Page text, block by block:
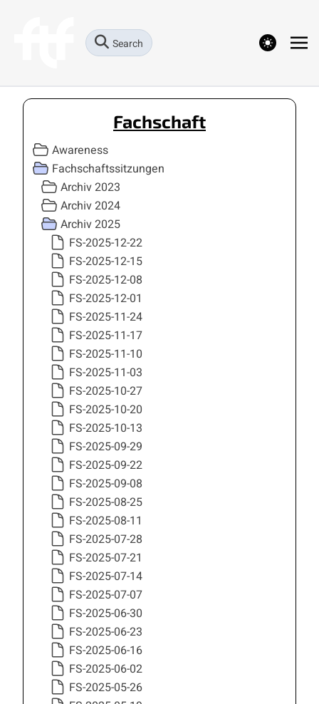
Search theme switcher
Fachschaft
Awareness
Fachschaftssitzungen
Archiv 2023
Archiv 2024
Archiv 2025
FS-2025-12-22
FS-2025-12-15
FS-2025-12-08
FS-2025-12-01
FS-2025-11-24
FS-2025-11-17
FS-2025-11-10
FS-2025-11-03
FS-2025-10-27
FS-2025-10-20
FS-2025-10-13
FS-2025-09-29
FS-2025-09-22
FS-2025-09-08
FS-2025-08-25
FS-2025-08-11
FS-2025-07-28
FS-2025-07-21
FS-2025-07-14
FS-2025-07-07
FS-2025-06-30
FS-2025-06-23
FS-2025-06-16
FS-2025-06-02
FS-2025-05-26